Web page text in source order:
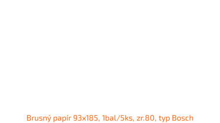
Brusný papír 93x185, 1bal/5ks, zr.80, typ Bosch